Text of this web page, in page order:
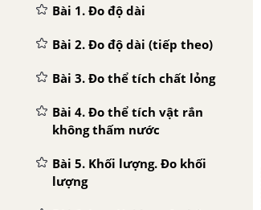
Bài 1. Đo độ dài
Bài 2. Đo độ dài (tiếp theo)
Bài 3. Đo thể tích chất lỏng
Bài 4. Đo thể tích vật rắn
không thấm nước
Bài 5. Khối lượng. Đo khối
lượng